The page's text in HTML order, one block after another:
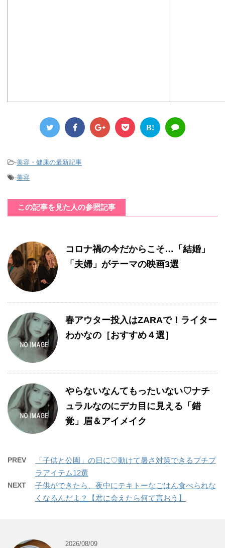
B!
-美容・健康の最新記事
-美容
この記事を見た人の参照記事
コロナ禍の今だからこそ…「結婚」
「夫婦」がテーマの映画3選
春アウター投入はZARAで！ライター
わかなの［おすすめ４選］
やらないなんてもったいない♡ナチ
ュラルなのにデカ目に見える「錯
覚」眉＆アイメイク
PREV
「子供と公園」の日に♡動けて暑さ対策できるプチプ
ラアイテム12選
NEXT
子供ができたら、夜中にテキトーなごはん食べられな
くなるんだよ？【君に会えたら何て言おう】
2026/08/09